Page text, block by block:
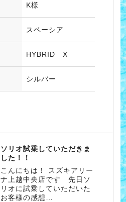
K様
スペーシア
HYBRID X
シルバー
ソリオ試乗していただきま
した！！
こんにちは！ スズキアリー
ナ上越中央店です 先日ソ
リオに試乗していただいた
お客様の感想…